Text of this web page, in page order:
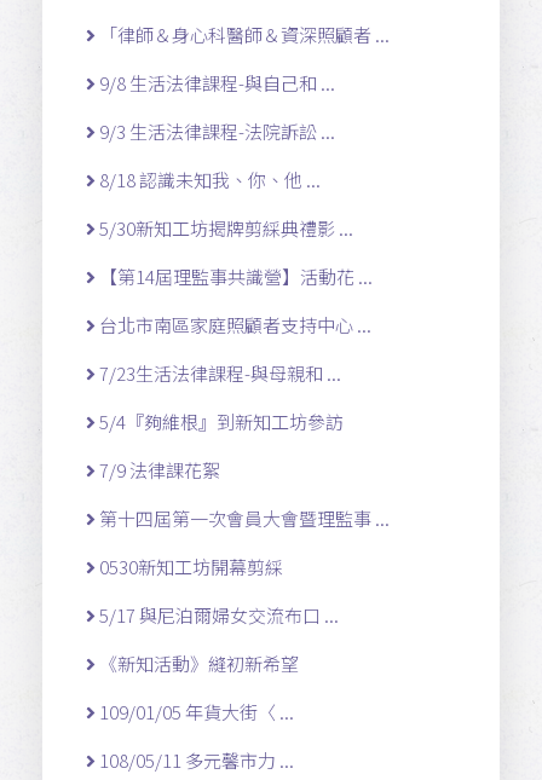
「律師＆身心科醫師＆資深照顧者 ...
9/8 生活法律課程-與自己和 ...
9/3 生活法律課程-法院訴訟 ...
8/18 認識未知我、你、他 ...
5/30新知工坊揭牌剪綵典禮影 ...
【第14屆理監事共識營】活動花 ...
台北市南區家庭照顧者支持中心 ...
7/23生活法律課程-與母親和 ...
5/4『夠維根』到新知工坊參訪
7/9 法律課花絮
第十四屆第一次會員大會暨理監事 ...
0530新知工坊開幕剪綵
5/17 與尼泊爾婦女交流布口 ...
《新知活動》縫初新希望
109/01/05 年貨大街〈 ...
108/05/11 多元馨市力 ...